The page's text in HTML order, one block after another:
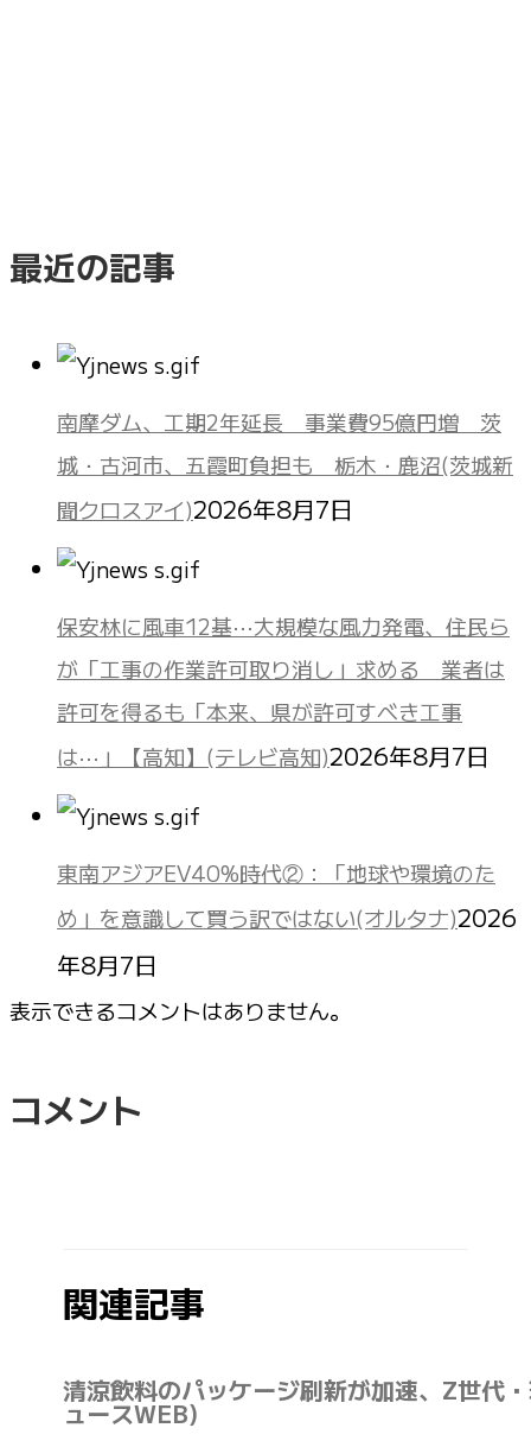
最近の記事
南摩ダム、工期2年延長 事業費95億円増 茨
城・古河市、五霞町負担も 栃木・鹿沼(茨城新
聞クロスアイ)2026年8月7日
保安林に風車12基⋯大規模な風力発電、住民ら
が「工事の作業許可取り消し」求める 業者は
許可を得るも「本来、県が許可すべき工事
は⋯」【高知】(テレビ高知)2026年8月7日
東南アジアEV40%時代②：「地球や環境のた
め」を意識して買う訳ではない(オルタナ)2026
年8月7日
表示できるコメントはありません。
コメント
関連記事
清涼飲料のパッケージ刷新が加速、Z世代
ュースWEB)